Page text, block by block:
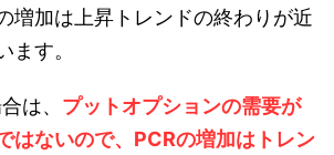
増加は上昇トレンドの終わりが近
ます。
は、 プットオプションの需要が
はないので、PCRの増加はトレン